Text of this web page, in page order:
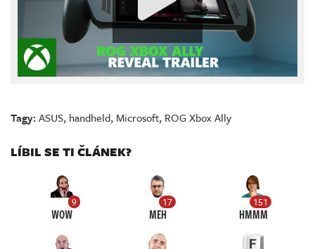
Tagy:ASUS, handheld, Microsoft, ROG Xbox Ally
LÍBIL SE TI ČLÁNEK?
9
WOW
17
MEH
151
HMMM